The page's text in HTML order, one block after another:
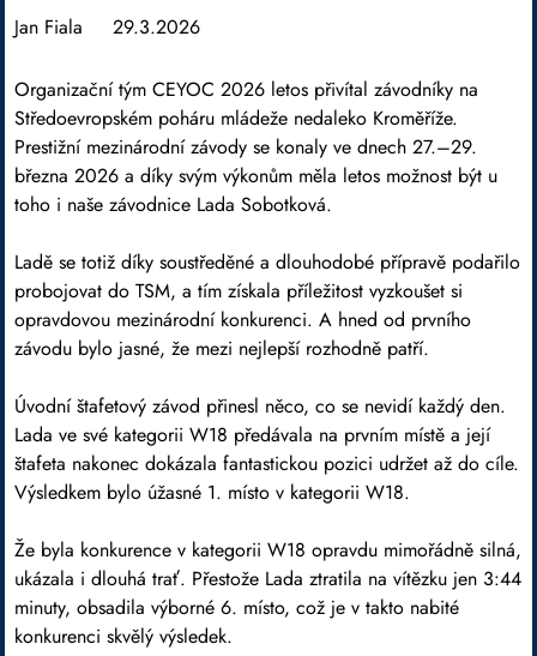
Jan Fiala 29.3.2026
Organizační tým CEYOC 2026 letos přivítal závodníky na
Středoevropském poháru mládeže nedaleko Kroměříže.
Prestižní mezinárodní závody se konaly ve dnech 27.–29.
března 2026 a díky svým výkonům měla letos možnost být u
toho i naše závodnice Lada Sobotková.
Ladě se totiž díky soustředěné a dlouhodobé přípravě podařilo
probojovat do TSM, a tím získala příležitost vyzkoušet si
opravdovou mezinárodní konkurenci. A hned od prvního
závodu bylo jasné, že mezi nejlepší rozhodně patří.
Úvodní štafetový závod přinesl něco, co se nevidí každý den.
Lada ve své kategorii W18 předávala na prvním místě a její
štafeta nakonec dokázala fantastickou pozici udržet až do cíle.
Výsledkem bylo úžasné 1. místo v kategorii W18.
Že byla konkurence v kategorii W18 opravdu mimořádně silná,
ukázala i dlouhá trať. Přestože Lada ztratila na vítězku jen 3:44
minuty, obsadila výborné 6. místo, což je v takto nabité
konkurenci skvělý výsledek.